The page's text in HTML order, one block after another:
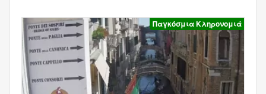
Παγκόσμια Κληρονομιά